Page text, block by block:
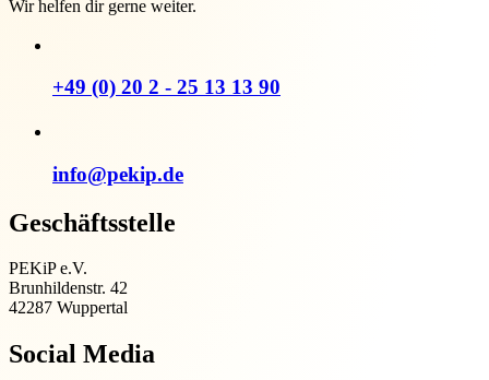
Wir helfen dir gerne weiter.
+49 (0) 20 2 - 25 13 13 90
info@pekip.de
Geschäftsstelle
PEKiP e.V.
Brunhildenstr. 42
42287 Wuppertal
Social Media